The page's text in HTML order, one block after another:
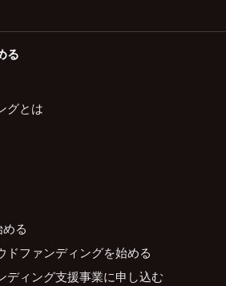
る
グとは
る
ドファンディングを始める
ディング支援事業に申し込む